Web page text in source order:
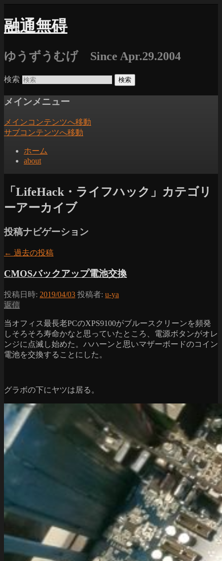
融通無碍
ゆうずうむげ Since Apr.29.2004
検索
メインメニュー
メインコンテンツへ移動
サブコンテンツへ移動
ホーム
about
「 LifeHack・ライフハック 」カテゴリ
ーアーカイブ
投稿ナビゲーション
← 過去の投稿
CMOSバックアップ電池交換
投稿日時: 2019/04/03 投稿者: u-ya
返信
当オフィス最長老PCのXPS9100がブルースクリーンを頻発
しそろそろ寿命かなと思っていたところ、電源ボタンがオレ
ンジに点滅し始めた。ハハーンと思いマザーボードのコイン
電池を交換することにした。
グラボの下にヤツは居る。